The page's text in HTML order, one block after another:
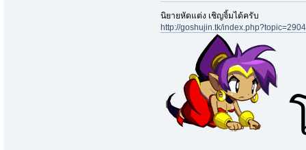
นิยายหัดแต่ง เชิญจิ้มได้ครับ
http://goshujin.tk/